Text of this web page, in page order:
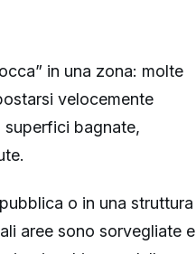
in una zona: molte
velocemente
bagnate,
o in una struttura
aree sono sorvegliate e